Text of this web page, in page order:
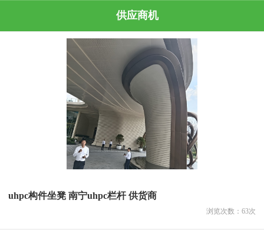
供应商机
uhpc构件坐凳 南宁uhpc栏杆 供货商
浏览次数： 63次